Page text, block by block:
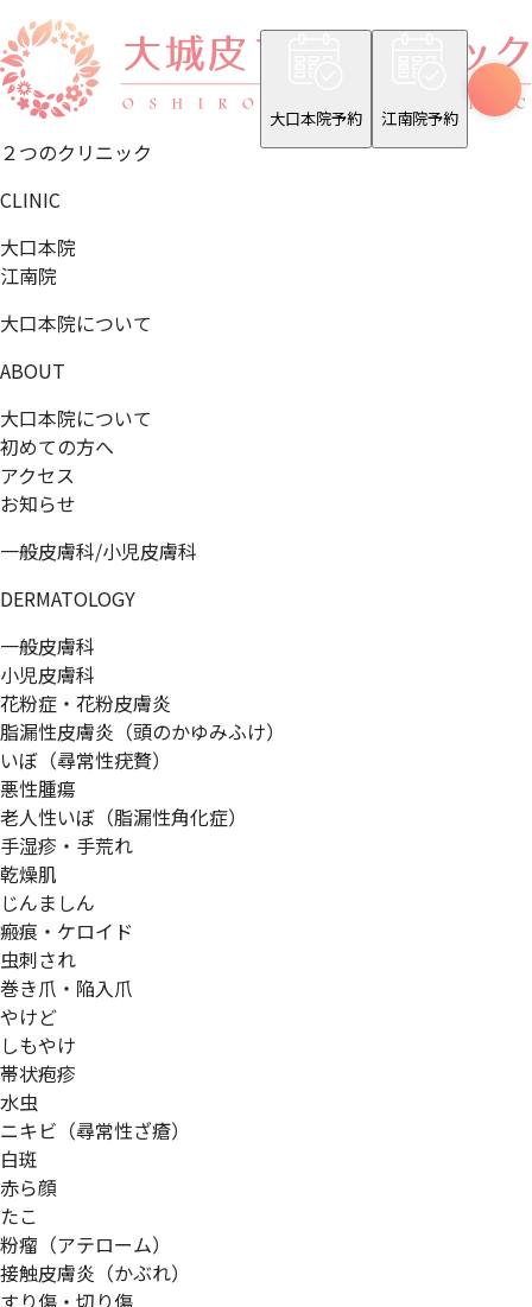
大口本院予約 江南院予約
２つのクリニック
CLINIC
大口本院
江南院
大口本院について
ABOUT
大口本院について
初めての方へ
アクセス
お知らせ
一般皮膚科/小児皮膚科
DERMATOLOGY
一般皮膚科
小児皮膚科
花粉症・花粉皮膚炎
脂漏性皮膚炎（頭のかゆみふけ）
いぼ（尋常性疣贅）
悪性腫瘍
老人性いぼ（脂漏性角化症）
手湿疹・手荒れ
乾燥肌
じんましん
瘢痕・ケロイド
虫刺され
巻き爪・陥入爪
やけど
しもやけ
帯状疱疹
水虫
ニキビ（尋常性ざ瘡）
白斑
赤ら顔
たこ
粉瘤（アテローム）
接触皮膚炎（かぶれ）
すり傷・切り傷